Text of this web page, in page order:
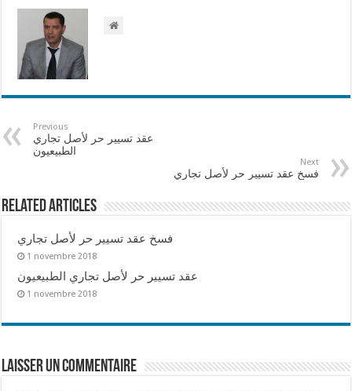
Previous
عقد تسيير حر لأصل تجاري
الطبيعيون
Next
فسخ عقد تسيير حر لأصل تجاري
Related Articles
فسخ عقد تسيير حر لأصل تجاري
1 novembre 2018
عقد تسيير حر لأصل تجاري الطبيعيون
1 novembre 2018
Laisser un commentaire